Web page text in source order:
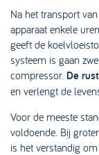
Na het transport
apparaat enkele
geeft de
systeem is gaan
compressor. De
en verlengt de
Voor de meeste
voldoende. Bij
is het verstandig